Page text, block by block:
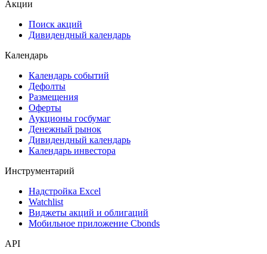
Акции
Поиск акций
Дивидендный календарь
Календарь
Календарь событий
Дефолты
Размещения
Оферты
Аукционы госбумаг
Денежный рынок
Дивидендный календарь
Календарь инвестора
Инструментарий
Надстройка Excel
Watchlist
Виджеты акций и облигаций
Мобильное приложение Cbonds
API